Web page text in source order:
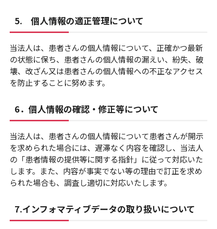
5. 個人情報の適正管理について
当法人は、患者さんの個人情報について、正確かつ最新
の状態に保ち、患者さんの個人情報の漏えい、紛失、破
壊、改ざん又は患者さんの個人情報への不正なアクセス
を防止することに努めます。
6．個人情報の確認・修正等について
当法人は、患者さんの個人情報について患者さんが開示
を求められた場合には、遅滞なく内容を確認し、当法人
の「患者情報の提供等に関する指針」に従って対応いた
します。また、内容が事実でない等の理由で訂正を求め
られた場合も、調査し適切に対応いたします。
7.インフォマティブデータの取り扱いについて